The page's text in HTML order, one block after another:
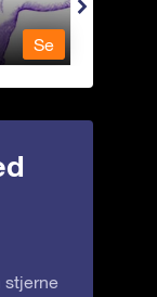
Se
stjerne